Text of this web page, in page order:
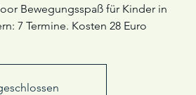
Bewegungsspaß für Kinder in
7 Termine. Kosten 28 Euro